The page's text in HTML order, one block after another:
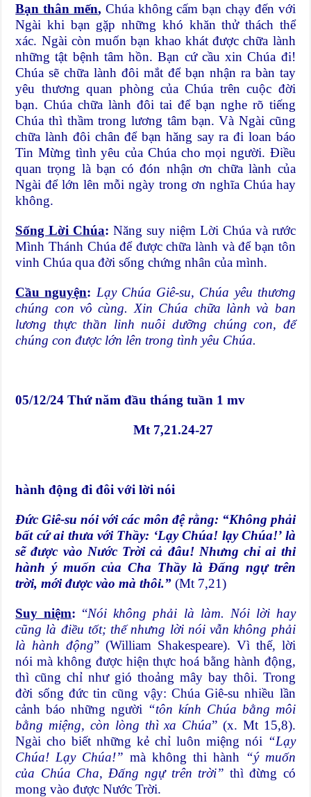
Bạn thân mến, Chúa không cấm bạn chạy đến với
Ngài khi bạn gặp những khó khăn thử thách thể
xác. Ngài còn muốn bạn khao khát được chữa lành
những tật bệnh tâm hồn. Bạn cứ cầu xin Chúa đi!
Chúa sẽ chữa lành đôi mắt để bạn nhận ra bàn tay
yêu thương quan phòng của Chúa trên cuộc đời
bạn. Chúa chữa lành đôi tai để bạn nghe rõ tiếng
Chúa thì thầm trong lương tâm bạn. Và Ngài cũng
chữa lành đôi chân để bạn hăng say ra đi loan báo
Tin Mừng tình yêu của Chúa cho mọi người. Điều
quan trọng là bạn có đón nhận ơn chữa lành của
Ngài để lớn lên mỗi ngày trong ơn nghĩa Chúa hay
không.
Sống Lời Chúa: Năng suy niệm Lời Chúa và rước
Mình Thánh Chúa để được chữa lành và để bạn tôn
vinh Chúa qua đời sống chứng nhân của mình.
Cầu nguyện: Lạy Chúa Giê-su, Chúa yêu thương
chúng con vô cùng. Xin Chúa chữa lành và ban
lương thực thần linh nuôi dưỡng chúng con, để
chúng con được lớn lên trong tình yêu Chúa.
05/12/24 Thứ năm đầu tháng tuần 1 mv
Mt 7,21.24-27
hành động đi đôi với lời nói
Đức Giê-su nói với các môn đệ rằng: “Không phải
bất cứ ai thưa với Thầy: ‘Lạy Chúa! lạy Chúa!’ là
sẽ được vào Nước Trời cả đâu! Nhưng chỉ ai thi
hành ý muốn của Cha Thầy là Đấng ngự trên
trời, mới được vào mà thôi.”(Mt 7,21)
Suy niệm: “Nói không phải là làm. Nói lời hay
cũng là điều tốt; thế nhưng lời nói vẫn không phải
là hành động” (William Shakespeare). Vì thế, lời
nói mà không được hiện thực hoá bằng hành động,
thì cũng chỉ như gió thoảng mây bay thôi. Trong
đời sống đức tin cũng vậy: Chúa Giê-su nhiều lần
cảnh báo những người “tôn kính Chúa bằng môi
bằng miệng, còn lòng thì xa Chúa” (x. Mt 15,8).
Ngài cho biết những kẻ chỉ luôn miệng nói “Lạy
Chúa! Lạy Chúa!” mà không thi hành “ý muốn
của Chúa Cha, Đấng ngự trên trời” thì đừng có
mong vào được Nước Trời.